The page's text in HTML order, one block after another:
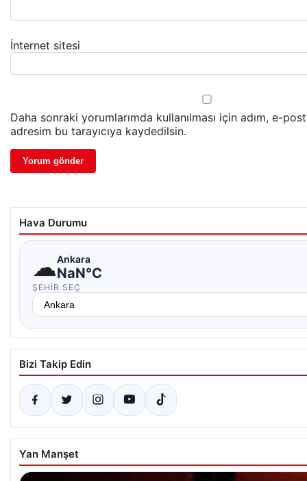
İnternet sitesi
Daha sonraki yorumlarımda kullanılması için adım, e-
adresim bu tarayıcıya kaydedilsin.
Hava Durumu
☁Ankara
NaN°C
ŞEHIR SEÇ
Bizi Takip Edin
Yan Manşet